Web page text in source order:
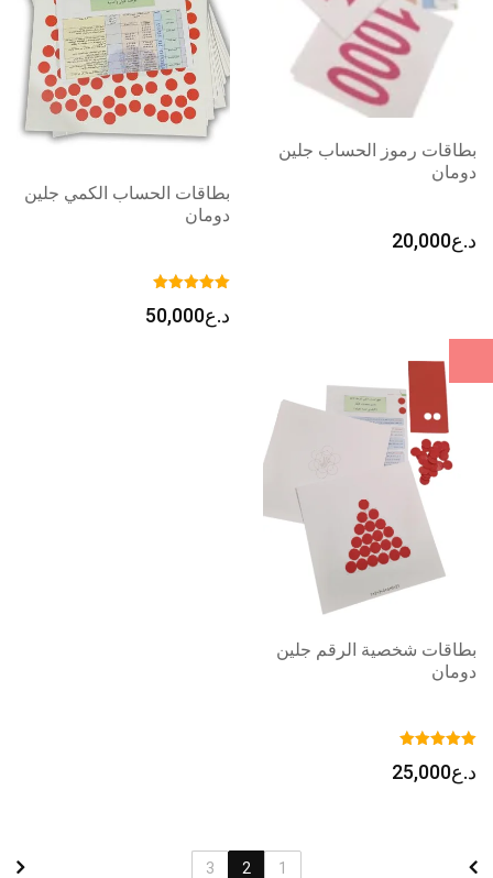
بطاقات رموز الحساب جلين
دومان
د.ع20,000
بطاقات الحساب الكمي جلين
دومان
د.ع50,000
بطاقات شخصية الرقم جلين
دومان
د.ع25,000
1
2
3